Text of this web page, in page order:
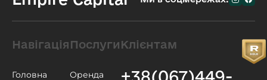
Навігація
Головна
Послуги
Оренда
Клієнтам
+38(067)449-